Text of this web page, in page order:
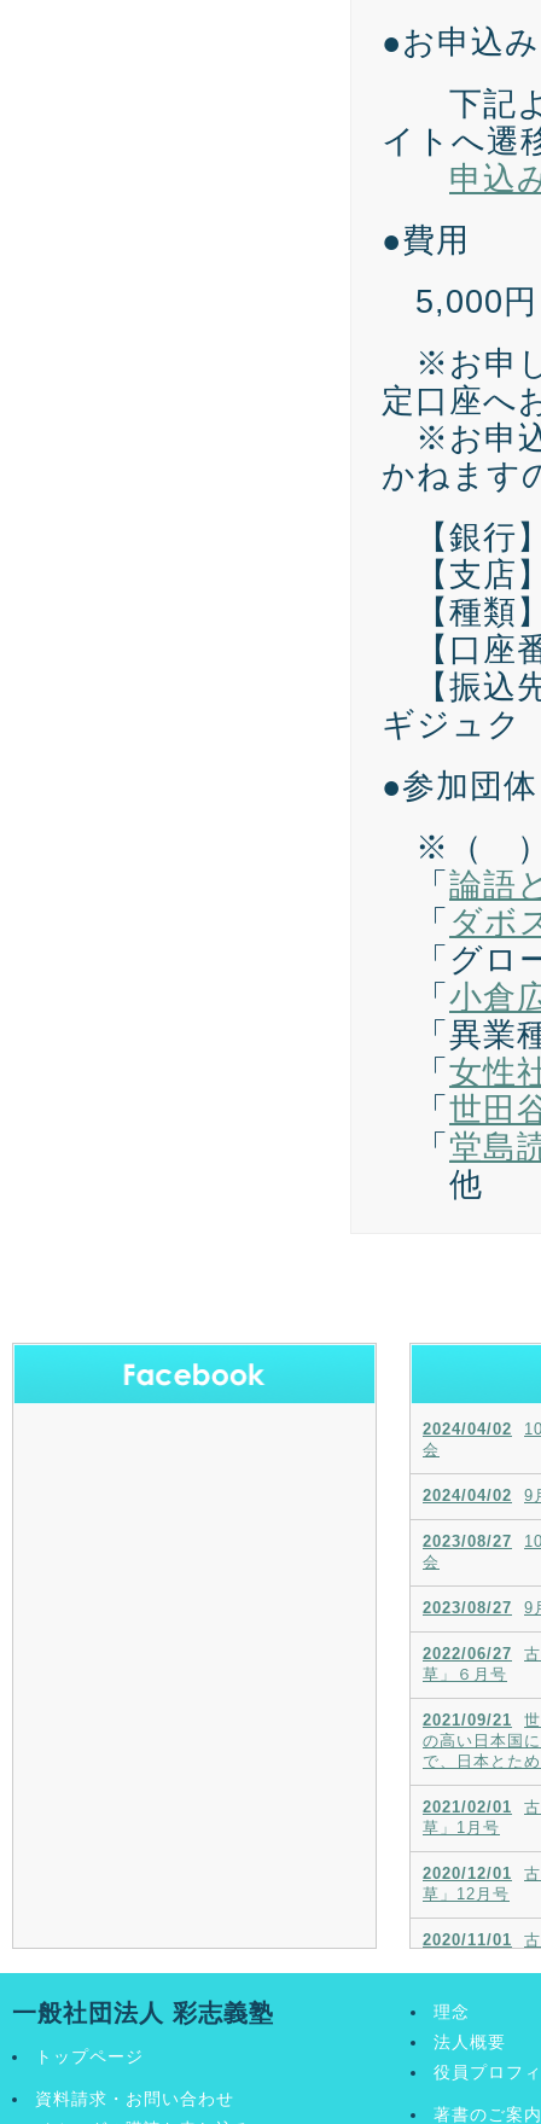
●お申込み
下記よ
イトへ遷
申込
●費用
5,000円
※お申し
定口座へ
※お申込
かねます
【銀行
【支店
【種
【口座
【振込
ギジュク
●参加団
※（ ）
「 論語
「 ダボ
「グロ
「 小倉
「異業
「 女性
「 世田
「 堂島
他
2024/04/02
会
2024/04/02 9
2023/08/27
会
2023/08/27 9
2022/06/27
草」６月号
2021/09/21
の高い日本国
で、日本とた
2021/02/01
草」1月号
2020/12/01
草」12月号
2020/11/01
2020/10/01
草」10月号
一般社団法人 彩志義塾
トップページ
資料請求・お問い合わせ
理念
法人概要
役員プロフ
著書のご案